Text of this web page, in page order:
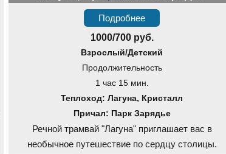
Подробнее
1000/700 руб.
Взрослый/Детский
Продолжительность
1 час 15 мин.
Теплоход: Лагуна, Кристалл
Причал: Парк Зарядье
Речной трамвай "Лагуна" приглашает вас в
необычное путешествие по сердцу столицы.